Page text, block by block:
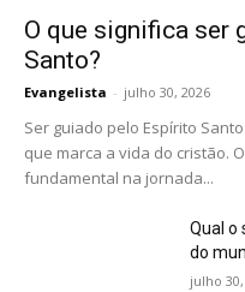
O que significa ser
Santo?
Evangelista - julho 30, 2026
Ser guiado pelo Espírito
que marca a vida do cristão.
fundamental na jornada...
Qual o
do
julho